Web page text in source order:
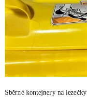
Sběrné kontejnery na lezečky